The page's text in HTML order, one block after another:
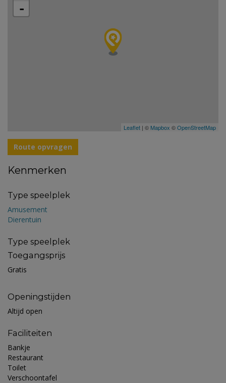
-
Leaflet | © Mapbox ©OpenStreetMap
Route opvragen
Kenmerken
Type speelplek
Amusement
Dierentuin
Type speelplek
Toegangsprijs
Gratis
Openingstijden
Altijd open
Faciliteiten
Bankje
Restaurant
Toilet
Verschoontafel